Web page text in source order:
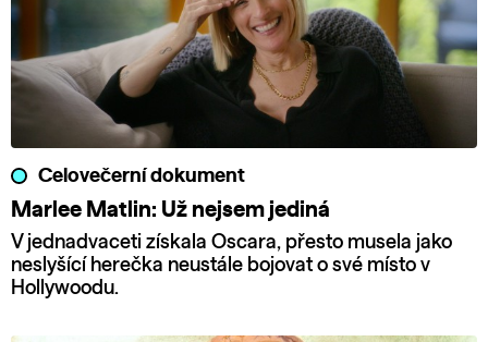
Celovečerní dokument
Marlee Matlin: Už nejsem jediná
V jednadvaceti získala Oscara, přesto musela jako
neslyšící herečka neustále bojovat o své místo v
Hollywoodu.